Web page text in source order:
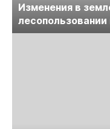
Изменения в
обсудят на